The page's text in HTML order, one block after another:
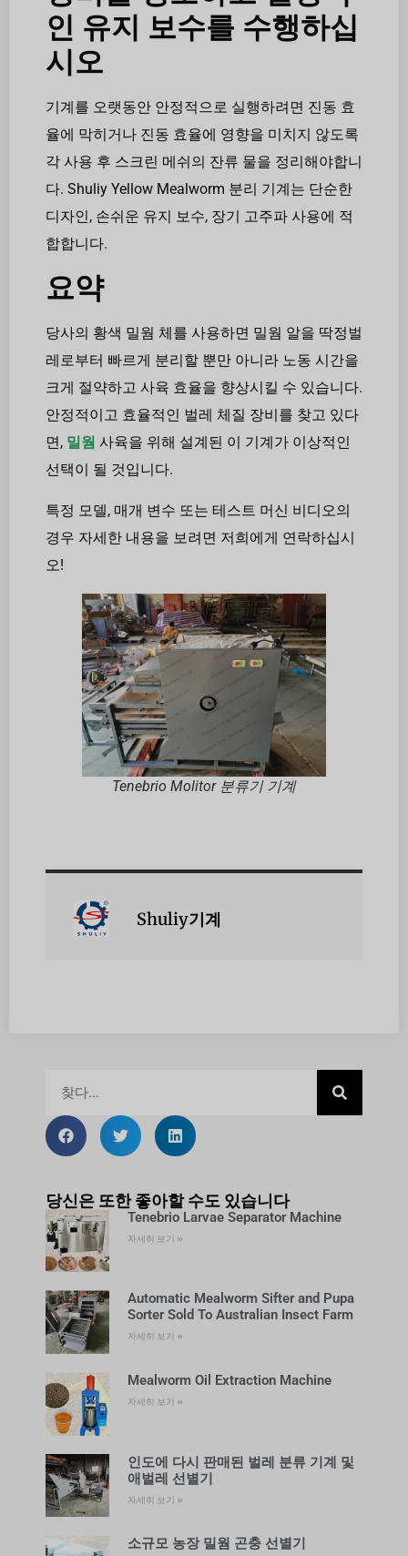
인 유지 보수를 수행하십
시오
기계를 오랫동안 안정적으로 실행하려면 진동 효
율에 막히거나 진동 효율에 영향을 미치지 않도록
각 사용 후 스크린 메쉬의 잔류 물을 정리해야합니
다. Shuliy Yellow Mealworm 분리 기계는 단순한
디자인, 손쉬운 유지 보수, 장기 고주파 사용에 적
합합니다.
요약
당사의 황색 밀웜 체를 사용하면 밀웜 알을 딱정벌
레로부터 빠르게 분리할 뿐만 아니라 노동 시간을
크게 절약하고 사육 효율을 향상시킬 수 있습니다.
안정적이고 효율적인 벌레 체질 장비를 찾고 있다
면, 밀웜 사육을 위해 설계된 이 기계가 이상적인
선택이 될 것입니다.
특정 모델, 매개 변수 또는 테스트 머신 비디오의
경우 자세한 내용을 보려면 저희에게 연락하십시
오!
Tenebrio Molitor 분류기 기계
Shuliy기계
당신은 또한 좋아할 수도 있습니다
Tenebrio Larvae Separator Machine
자세히 보기 »
Automatic Mealworm Sifter and Pupa
Sorter Sold To Australian Insect Farm
자세히 보기 »
Mealworm Oil Extraction Machine
자세히 보기 »
인도에 다시 판매된 벌레 분류 기계 및
애벌레 선별기
자세히 보기 »
소규모 농장 밀웜 곤충 선별기